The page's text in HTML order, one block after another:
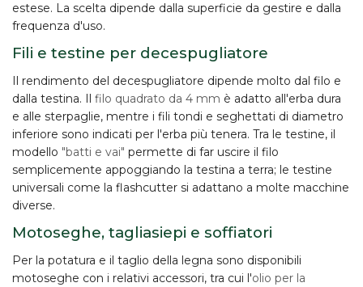
estese. La scelta dipende dalla superficie da gestire e dalla
frequenza d'uso.
Fili e testine per decespugliatore
Il rendimento del decespugliatore dipende molto dal filo e
dalla testina. Il filo quadrato da 4 mm è adatto all'erba dura
e alle sterpaglie, mentre i fili tondi e seghettati di diametro
inferiore sono indicati per l'erba più tenera. Tra le testine, il
modello "batti e vai" permette di far uscire il filo
semplicemente appoggiando la testina a terra; le testine
universali come la flashcutter si adattano a molte macchine
diverse.
Motoseghe, tagliasiepi e soffiatori
Per la potatura e il taglio della legna sono disponibili
motoseghe con i relativi accessori, tra cui l'olio per la